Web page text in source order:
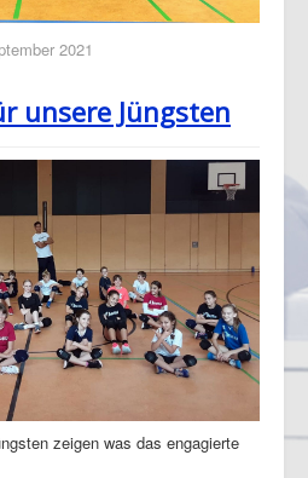
2021
unsere Jüngsten
zeigen was das engagierte